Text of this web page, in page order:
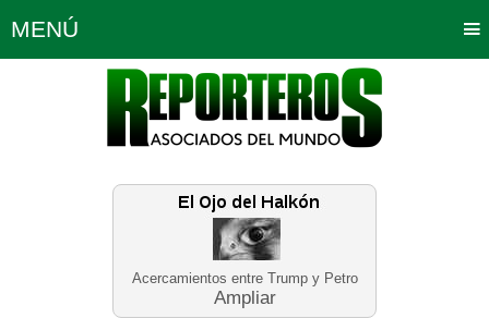
Acercamientos entre Trump y Petro
Ampliar
MENÚ
Política Opinión Bogotá
Planeta Tierra Deportes
Educación Neira